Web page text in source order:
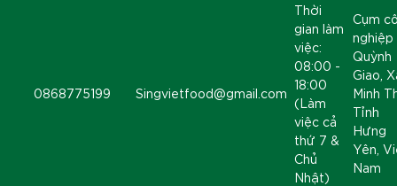
0868775199 Singvietfood@gmail.com
Thời
gian làm
việc:
08:00 -
18:00
(Làm
việc cả
thứ 7 &
Chủ
Nhật)
Cụm
nghiệp
Quỳnh
Giao,
Minh
Tỉnh
Hưng
Yên,
Nam